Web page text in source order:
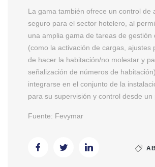
La gama también ofrece un control de
seguro para el sector hotelero, al
una amplia gama de tareas de gestión
(como la activación de cargas, ajustes
de hacer la habitación/no molestar y
señalización de números de
integrarse en el conjunto de la
para su supervisión y control desde un
Fuente: Fevymar